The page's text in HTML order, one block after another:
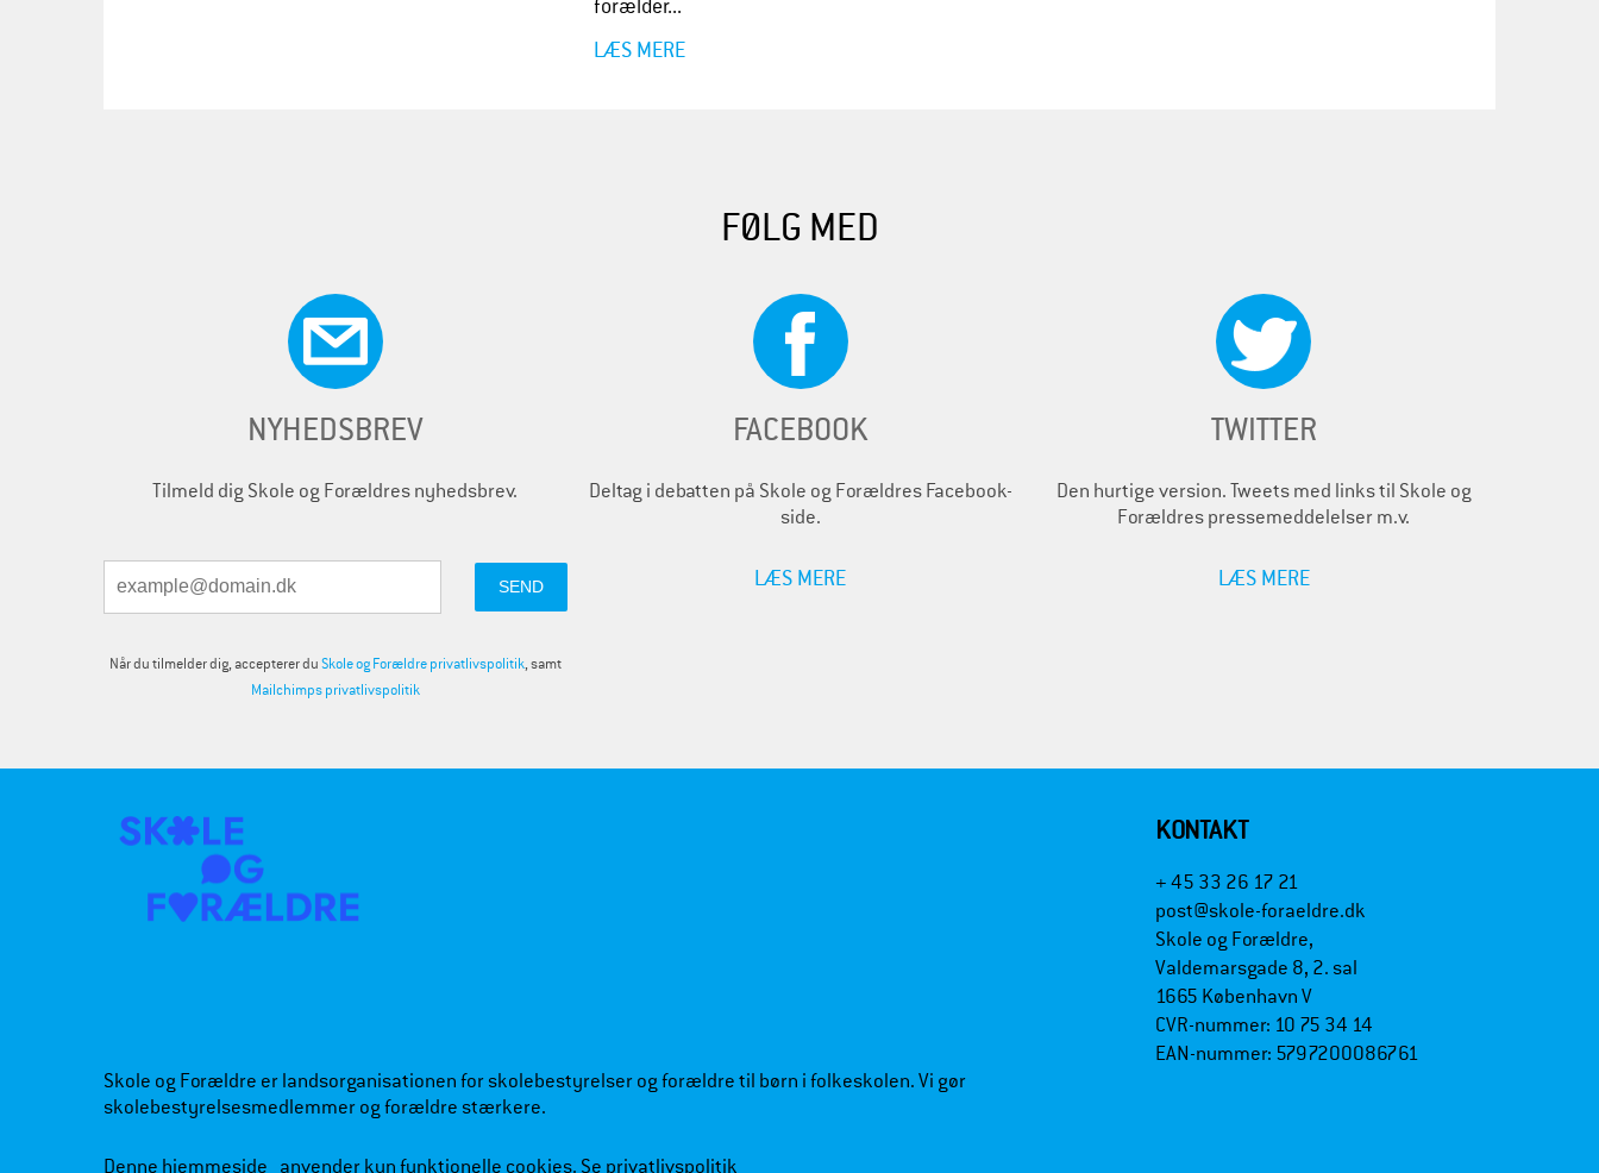
forælder...
LÆS MERE
FØLG MED
NYHEDSBREV
Tilmeld dig Skole og Forældres nyhedsbrev.
Når du tilmelder dig, accepterer duSkole og Forældre privatlivspolitik, samt
Mailchimps privatlivspolitik
FACEBOOK
Deltag i debatten på Skole og Forældres Facebook-
side.
LÆS MERE
TWITTER
Den hurtige version. Tweets med links til Skole og
Forældres pressemeddelelser m.v.
LÆS MERE
KONTAKT
+ 45 33 26 17 21
post@skole-foraeldre.dk
Skole og Forældre,
Valdemarsgade 8, 2. sal
1665 København V
CVR-nummer: 10 75 34 14
EAN-nummer: 5797200086761
Skole og Forældre er landsorganisationen for skolebestyrelser og forældre til børn i folkeskolen. Vi gør
skolebestyrelsesmedlemmer og forældre stærkere.
Denne hjemmeside anvender kun funktionelle cookies. Se privatlivspolitik